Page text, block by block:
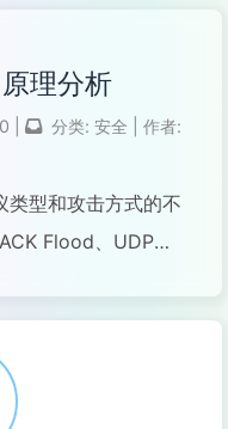
理分析
分类: 安全
作者:
类型和攻击方式的不
Flood、UDP
类型。而反射...